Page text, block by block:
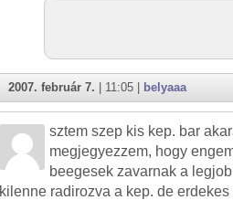
2007. február 7. | 11:05 | belyaaa
sztem szep kis kep. bar
megjegyezzem, hogy
beegesek zavarnak a
kilenne radirozva a kep. de erdekes